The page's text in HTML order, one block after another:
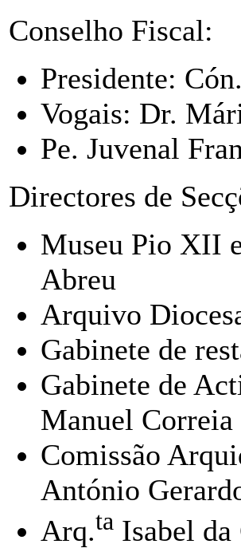
Conselho Fiscal:
Presidente:
Vogais: Dr.
Pe. Juvenal
Directores de
Museu Pio XII
Abreu
Arquivo
Gabinete de
Gabinete de
Manuel
Comissão
António
Arq.ta Isabel